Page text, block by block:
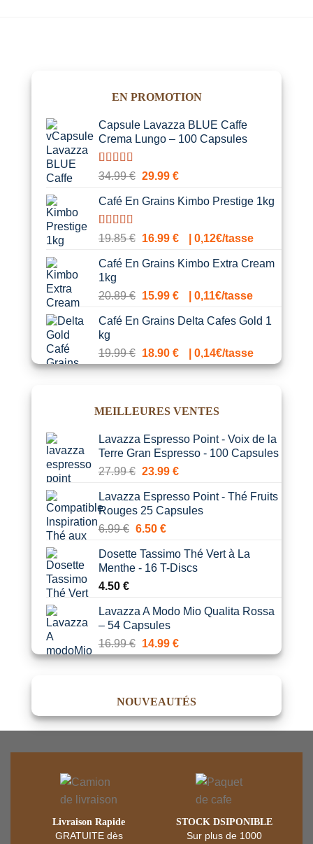
EN PROMOTION
Capsule Lavazza BLUE Caffe
Crema Lungo – 100 Capsules
Noté5.00
sur
1
notation
client
34.99€ Le
initial
34.99 €.
29.99 €Le
actuel
29.99 €.
Café En Grains Kimbo Prestige 1kg
Noté5.00
sur
1
notation
client
19.85€
Le
initial
19.85 €.
16.99 €Le
actuel
16.99 €.
| 0,12€/tasse
Café En Grains Kimbo Extra Cream
1kg
20.89€
Le
initial
20.89 €.
15.99 €Le
actuel
15.99 €.
| 0,11€/tasse
Café En Grains Delta Cafes Gold 1
kg
19.99€
Le
prix
19.99 €.
18.90 €Le
prix
18.90 €.
| 0,14€/tasse
MEILLEURES VENTES
Lavazza Espresso Point - Voix de la
Terre Gran Espresso - 100 Capsules
27.99€ Le
initial
était :
27.99 €.
23.99 €Le
actuel
est :
Lavazza Espresso Point - Thé Fruits
Rouges 25 Capsules
6.99€ Le
initial
était :
6.50 €Le
actuel
est :
Dosette Tassimo Thé Vert à La
Menthe - 16 T-Discs
4.50 €
Lavazza A Modo Mio Qualita Rossa
– 54 Capsules
16.99€
Le
prix
16.99 €.
14.99 €Le
prix
14.99 €.
NOUVEAUTÉS
Livraison Rapide
GRATUITE dès
STOCK DSIPONIBLE
Sur plus de 1000